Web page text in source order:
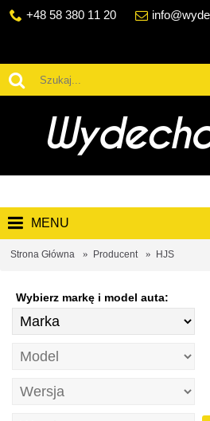
+48 58 380 11 20
MENU
Strona Główna Producent HJS
Wybierz markę i model auta: